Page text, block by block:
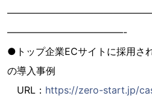
————————————-
●トップ企業ECサイトに採用さ
の導入事例
URL： https://zero-start.jp/